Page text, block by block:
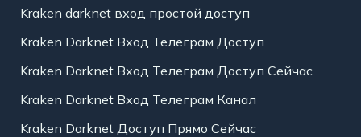
Kraken darknet вход простой доступ
Kraken Darknet Вход Телеграм Доступ
Kraken Darknet Вход Телеграм Доступ Сейчас
Kraken Darknet Вход Телеграм Канал
Kraken Darknet Доступ Прямо Сейчас